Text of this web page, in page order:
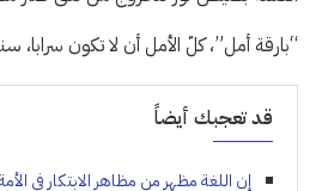
“بارقة أمل”، كلّ الأمل أن لا تكون سرابا،
قد تعجبك أيضاً
إن اللغة مظهر من مظاهر الابتكار في